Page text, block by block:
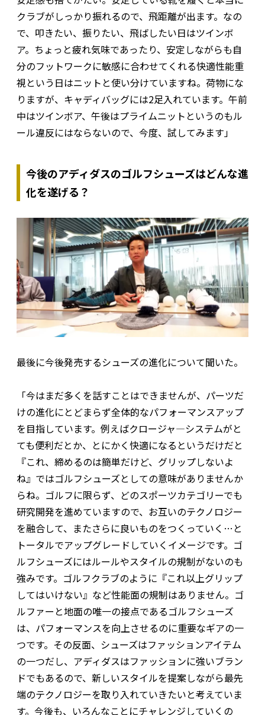
クラブがしっかり振れるので、飛距離が出ます。なの
で、叩きたい、振りたい、飛ばしたい日はツインボ
ア。ちょっと疲れ気味であったり、安定しながらも自
分のフットワークに敏感に合わせてくれる快適性能重
視という日はニットと使い分けていますね。荷物にな
りますが、キャディバッグには2足入れています。午前
中はツインボア、午後はプライムニットというのもル
ール違反にはならないので、今度、試してみます」
今後のアディダスのゴルフシューズはどんな進
化を遂げる？
最後に今後発売するシューズの進化について聞いた。
「今はまだ多くを話すことはできませんが、パーツだ
けの進化にとどまらず全体的なパフォーマンスアップ
を目指しています。例えばクロージャ―システムがと
ても便利だとか、とにかく快適になるというだけだと
『これ、締めるのは簡単だけど、グリップしないよ
ね』ではゴルフシューズとしての意味がありませんか
らね。ゴルフに限らず、どのスポーツカテゴリーでも
研究開発を進めていますので、お互いのテクノロジー
を融合して、またさらに良いものをつくっていく…と
トータルでアップグレードしていくイメージです。ゴ
ルフシューズにはルールやスタイルの規制がないのも
強みです。ゴルフクラブのように『これ以上グリップ
してはいけない』など性能面の規制はありません。ゴ
ルファーと地面の唯一の接点であるゴルフシューズ
は、パフォーマンスを向上させるのに重要なギアの一
つです。その反面、シューズはファッションアイテム
の一つだし、アディダスはファッションに強いブラン
ドでもあるので、新しいスタイルを提案しながら最先
端のテクノロジーを取り入れていきたいと考えていま
す。今後も、いろんなことにチャレンジしていくの